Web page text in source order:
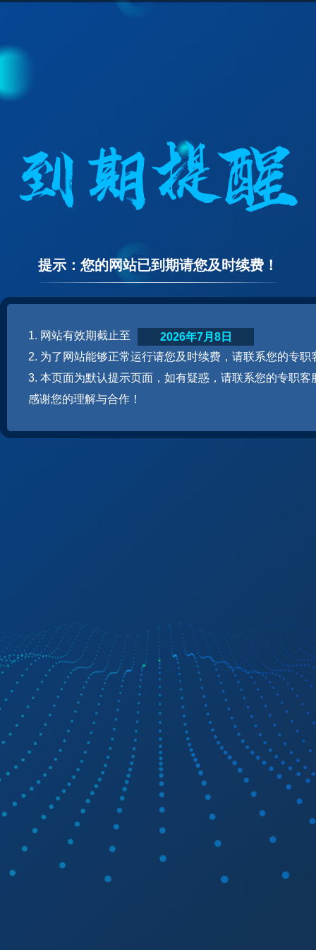
提示：您的网站已到期请您及时续费！
1. 网站有效期截止至
2. 为了网站能够正常运行请您及时续费，请联系您的专职
3. 本页面为默认提示页面，如有疑惑，请联系您的专职客
感谢您的理解与合作！
2026年7月8日